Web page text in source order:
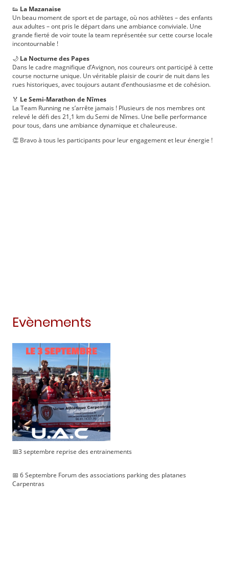
👟 La Mazanaise
Un beau moment de sport et de partage, où nos athlètes – des enfants
aux adultes – ont pris le départ dans une ambiance conviviale. Une
grande fierté de voir toute la team représentée sur cette course locale
incontournable !
🌙 La Nocturne des Papes
Dans le cadre magnifique d’Avignon, nos coureurs ont participé à cette
course nocturne unique. Un véritable plaisir de courir de nuit dans les
rues historiques, avec toujours autant d’enthousiasme et de cohésion.
🏅 Le Semi-Marathon de Nîmes
La Team Running ne s’arrête jamais ! Plusieurs de nos membres ont
relevé le défi des 21,1 km du Semi de Nîmes. Une belle performance
pour tous, dans une ambiance dynamique et chaleureuse.
👏 Bravo à tous les participants pour leur engagement et leur énergie !
Evènements
📅3 septembre reprise des entrainements
📅 6 Septembre Forum des associations parking des platanes
Carpentras